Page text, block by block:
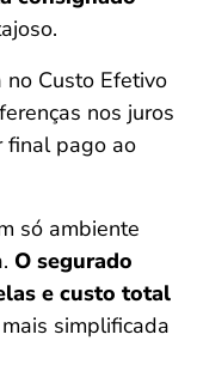
Custo Efetivo
nos juros
final pago ao
só ambiente
O segurado
e custo total
simplificada